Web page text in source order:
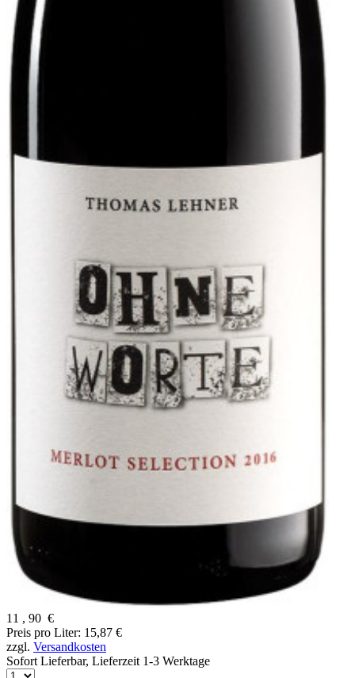
11 , 90 €
Preis pro Liter: 15,87 €
zzgl. Versandkosten
Sofort Lieferbar, Lieferzeit 1-3 Werktage